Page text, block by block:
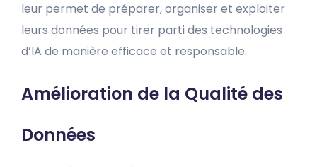
leur permet de préparer, organiser et exploiter
leurs données pour tirer parti des technologies
d’IA de manière efficace et responsable.
Amélioration de la Qualité des
Données